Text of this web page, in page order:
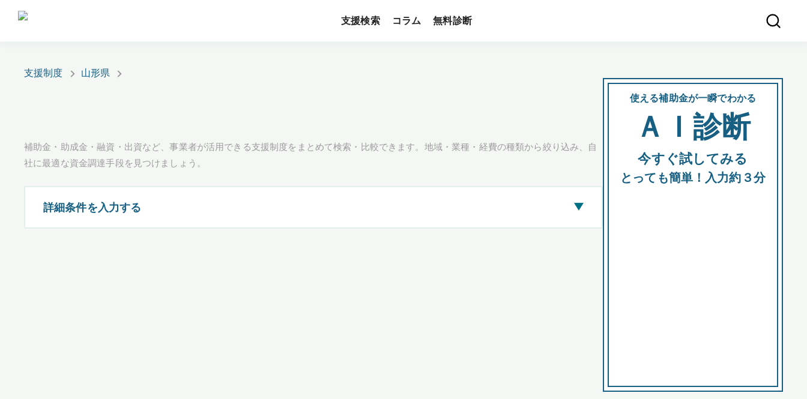
支援検索 コラム 無料診断
支援制度 山形県
補助金・助成金・融資・出資など、事業者が活用できる支援制度をまとめて検索・比較できます。地域・業種・経費の種類から絞り込み、自
社に最適な資金調達手段を見つけましょう。
詳細条件を入力する ▶
使える補助金が一瞬でわかる
ＡＩ診断
今すぐ試してみる
とっても簡単！入力約３分